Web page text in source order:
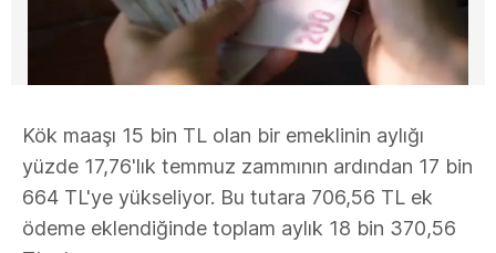
Kök maaşı 15 bin TL olan bir emeklinin aylığı
yüzde 17,76'lık temmuz zammının ardından 17 bin
664 TL'ye yükseliyor. Bu tutara 706,56 TL ek
ödeme eklendiğinde toplam aylık 18 bin 370,56